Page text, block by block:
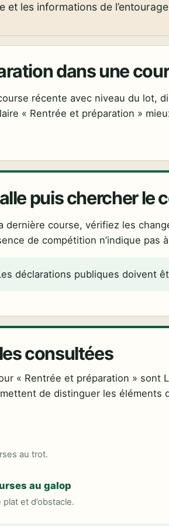
et les informations de
dans une
récente avec niveau du lot,
« Rentrée et préparation »
puis chercher le
dernière course, vérifiez les
de compétition n’indique pas
déclarations publiques doivent
consultées
« Rentrée et préparation »
de distinguer les
au trot.
au galop
et d’obstacle.